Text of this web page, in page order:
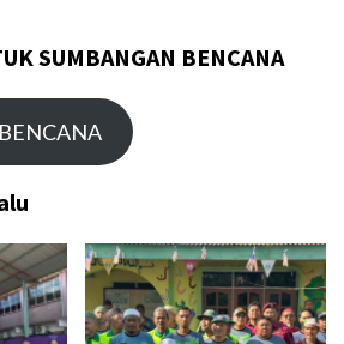
SUMBANGAN BENCANA